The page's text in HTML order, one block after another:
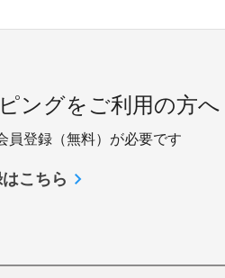
ングをご利用の方へ
員登録（無料）が必要です
こちら